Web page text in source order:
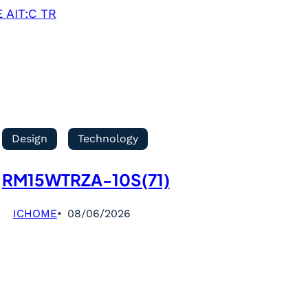
AIT:C TR
Design Technology
RM15WTRZA-10S(71)
ICHOME 08/06/2026